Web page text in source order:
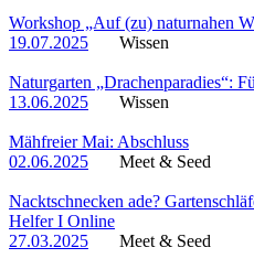
Workshop „Auf (zu) naturnahen
19.07.2025
Wissen
Naturgarten „Drachenparadies“:
13.06.2025
Wissen
Mähfreier Mai: Abschluss
02.06.2025
Meet & Seed
Nacktschnecken ade?
Helfer I Online
27.03.2025
Meet & Seed